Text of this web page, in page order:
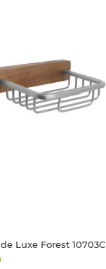
Luxe Forest 10703C